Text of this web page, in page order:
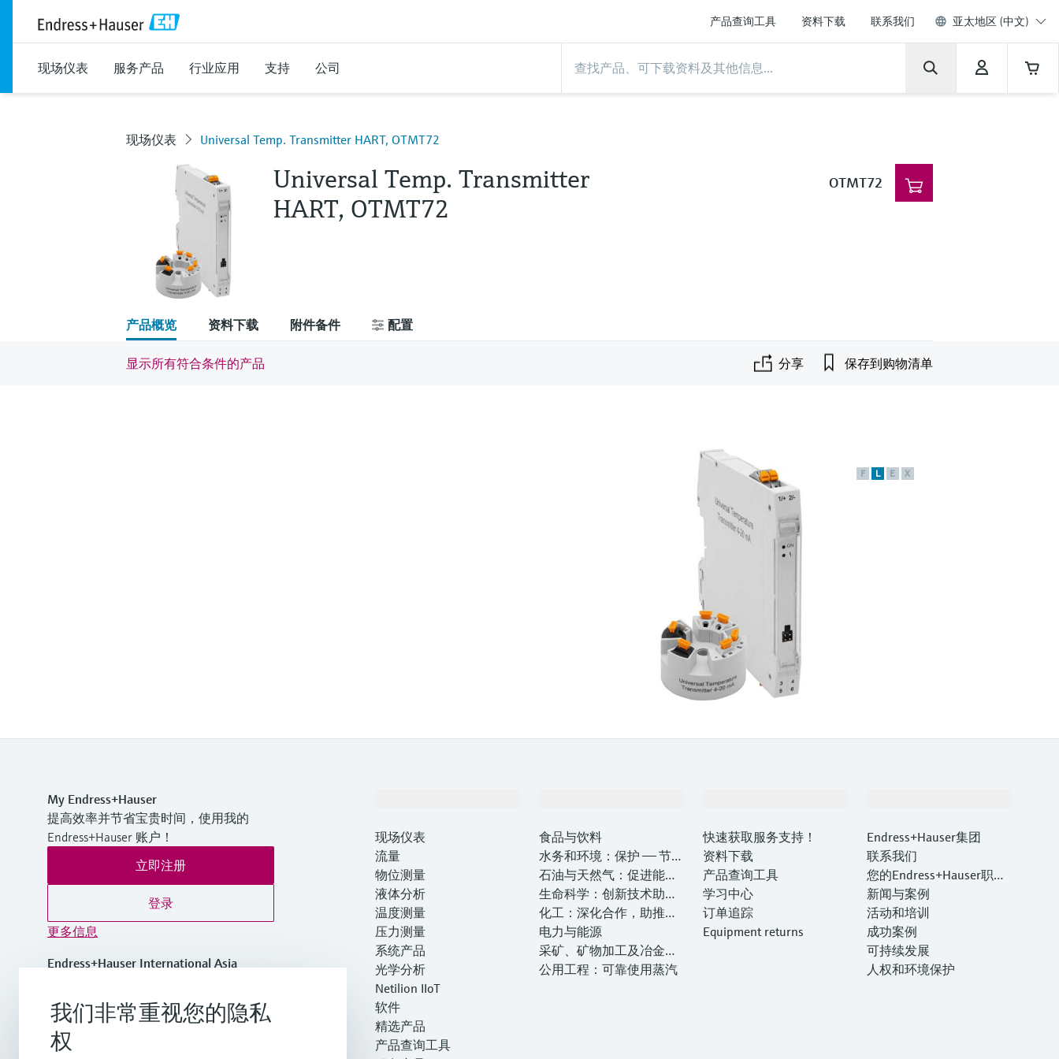
产品查询工具 资料下载 联系我们 亚太地区 (中文)
现场仪表 服务产品 行业应用 支持 公司
现场仪表 Universal Temp. Transmitter HART, OTMT72
Universal Temp. Transmitter
HART, OTMT72
OTMT72
产品概览 资料下载 附件备件 配置
显示所有符合条件的产品 分享 保存到购物清单
F L E X
My Endress+Hauser
提高效率并节省宝贵时间，使用我的
Endress+Hauser 账户！
立即注册
登录
更多信息
Endress+Hauser International Asia
越南
+84 28 3842 0026
现场仪表
流量
物位测量
液体分析
温度测量
压力测量
系统产品
光学分析
Netilion IIoT
软件
精选产品
产品查询工具
食品与饮料
水务和环境：保护 —— 节约
—— 提高
石油与天然气：促进能源
转型，实现净零目标
生命科学：创新技术助推
卓越运营
化工：深化合作，助推可
持续成功
电力与能源
采矿、矿物加工及冶金：
打造可持续的未来
公用工程：可靠使用蒸汽
快速获取服务支持！
资料下载
产品查询工具
学习中心
订单追踪
Equipment returns
Endress+Hauser集团
联系我们
您的Endress+Hauser职业
生涯
新闻与案例
活动和培训
成功案例
可持续发展
人权和环境保护
我们非常重视您的隐私
权